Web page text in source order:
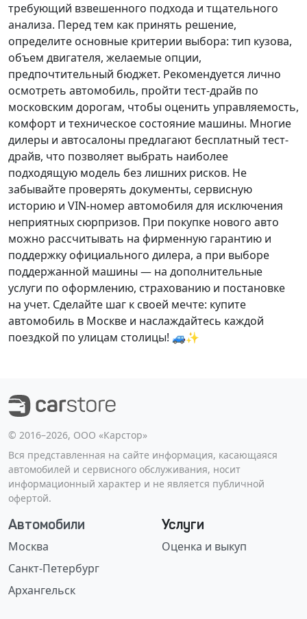
требующий взвешенного подхода и тщательного
анализа. Перед тем как принять решение,
определите основные критерии выбора: тип кузова,
объем двигателя, желаемые опции,
предпочтительный бюджет. Рекомендуется лично
осмотреть автомобиль, пройти тест-драйв по
московским дорогам, чтобы оценить управляемость,
комфорт и техническое состояние машины. Многие
дилеры и автосалоны предлагают бесплатный тест-
драйв, что позволяет выбрать наиболее
подходящую модель без лишних рисков. Не
забывайте проверять документы, сервисную
историю и VIN-номер автомобиля для исключения
неприятных сюрпризов. При покупке нового авто
можно рассчитывать на фирменную гарантию и
поддержку официального дилера, а при выборе
поддержанной машины — на дополнительные
услуги по оформлению, страхованию и постановке
на учет. Сделайте шаг к своей мечте: купите
автомобиль в Москве и наслаждайтесь каждой
поездкой по улицам столицы! 🚙✨
©️ 2016–2026, ООО «Карстор»
Вся представленная на сайте информация, касающаяся
автомобилей и сервисного обслуживания, носит
информационный характер и не является публичной
офертой.
Автомобили
Москва
Санкт-Петербург
Архангельск
Услуги
Оценка и выкуп